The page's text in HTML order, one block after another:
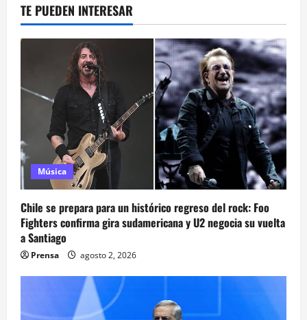
TE PUEDEN INTERESAR
Música
Chile se prepara para un histórico regreso del rock: Foo
Fighters confirma gira sudamericana y U2 negocia su vuelta
a Santiago
Prensa agosto 2, 2026